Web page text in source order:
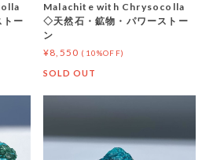
ー
Malachite with Chrysocolla
◇天然石・鉱物・パワーストー
ン
¥8,550 (10%OFF)
SOLD OUT